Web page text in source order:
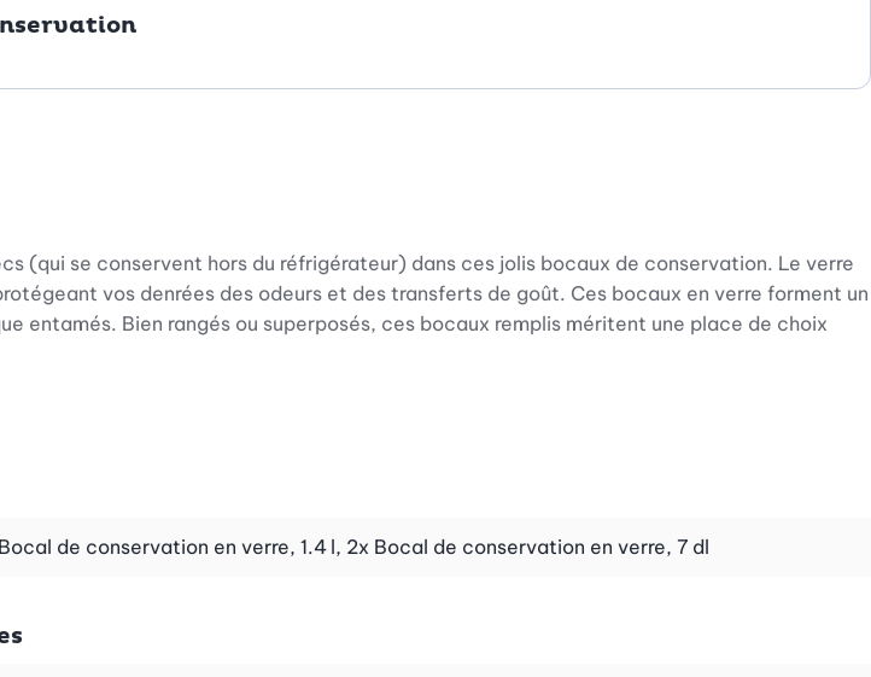
(qui se conservent hors du réfrigérateur) dans ces jolis bocaux de conservation. Le verre
vos denrées des odeurs et des transferts de goût. Ces bocaux en verre forment un
entamés. Bien rangés ou superposés, ces bocaux remplis méritent une place de choix
trouvent place dans le bocal de 7 dl.
de conservation en verre, 1.4 l, 2x Bocal de conservation en verre, 7 dl